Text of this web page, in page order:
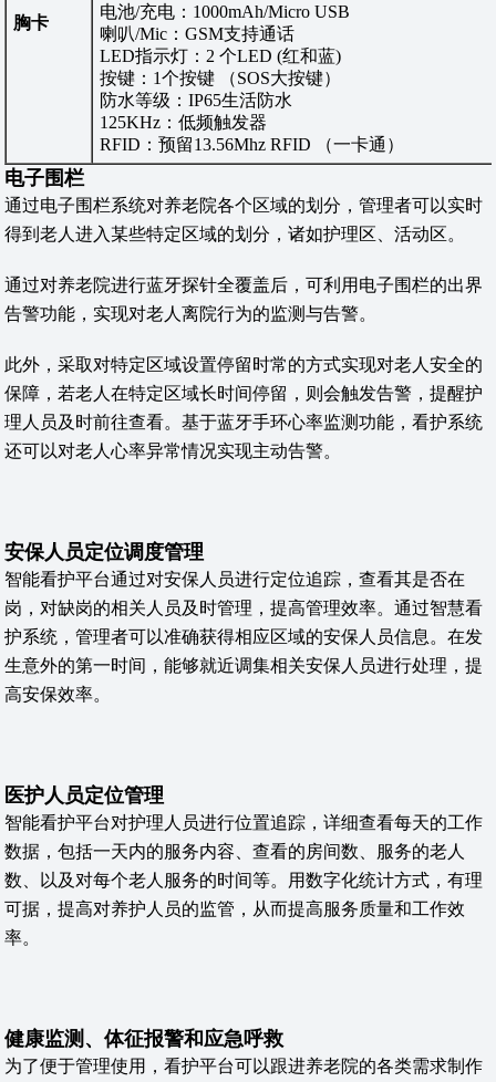
胸卡
电池/充电：1000mAh/Micro USB
喇叭/Mic：GSM支持通话
LED指示灯：2 个LED (红和蓝)
按键：1个按键 （SOS大按键）
防水等级：IP65生活防水
125KHz：低频触发器
RFID：预留13.56Mhz RFID （一卡通）
电子围栏
通过电子围栏系统对养老院各个区域的划分，管理者可以实时
得到老人进入某些特定区域的划分，诸如护理区、活动区。
通过对养老院进行蓝牙探针全覆盖后，可利用电子围栏的出界
告警功能，实现对老人离院行为的监测与告警。
此外，采取对特定区域设置停留时常的方式实现对老人安全的
保障，若老人在特定区域长时间停留，则会触发告警，提醒护
理人员及时前往查看。基于蓝牙手环心率监测功能，看护系统
还可以对老人心率异常情况实现主动告警。
安保人员定位调度管理
智能看护平台通过对安保人员进行定位追踪，查看其是否在
岗，对缺岗的相关人员及时管理，提高管理效率。通过智慧看
护系统，管理者可以准确获得相应区域的安保人员信息。在发
生意外的第一时间，能够就近调集相关安保人员进行处理，提
高安保效率。
医护人员定位管理
智能看护平台对护理人员进行位置追踪，详细查看每天的工作
数据，包括一天内的服务内容、查看的房间数、服务的老人
数、以及对每个老人服务的时间等。用数字化统计方式，有理
可据，提高对养护人员的监管，从而提高服务质量和工作效
率。
健康监测、体征报警和应急呼救
为了便于管理使用，看护平台可以跟进养老院的各类需求制作